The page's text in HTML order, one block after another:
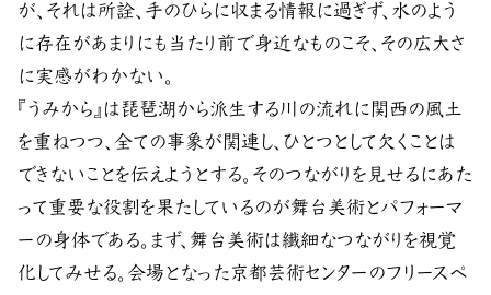
が、それは所詮、手のひらに収まる情報に過ぎず、水のよう
に存在があまりにも当たり前で身近なものこそ、その広大さ
に実感がわかない。
『うみから』は琵琶湖から派生する川の流れに関西の風土
を重ねつつ、全ての事象が関連し、ひとつとして欠くことは
できないことを伝えようとする。そのつながりを見せるにあた
って重要な役割を果たしているのが舞台美術とパフォーマ
ーの身体である。まず、舞台美術は繊細なつながりを視覚
化してみせる。会場となった京都芸術センターのフリースペ